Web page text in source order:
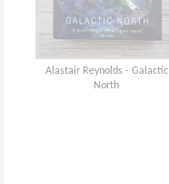
Alastair Reynolds - Galactic
North